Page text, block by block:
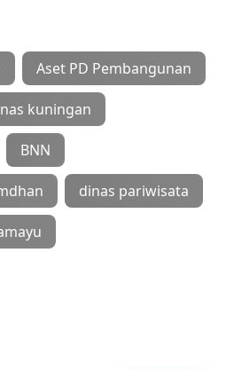
Aset PD Pembangunan
kuningan
BNN
dinas pariwisata